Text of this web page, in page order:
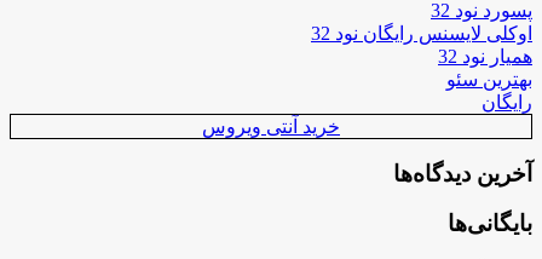
پسورد نود 32
اوکلی لایسنس رایگان نود 32
همیار نود 32
بهترین سئو
رایگان
خرید آنتی ویروس
آخرین دیدگاه‌ها
بایگانی‌ها